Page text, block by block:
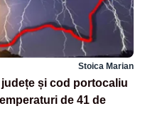
Stoica Marian
și cod portocaliu
de 41 de